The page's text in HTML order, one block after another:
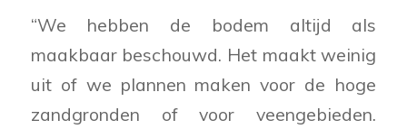
“We hebben de bodem altijd als
maakbaar beschouwd. Het maakt weinig
uit of we plannen maken voor de hoge
zandgronden of voor veengebieden.